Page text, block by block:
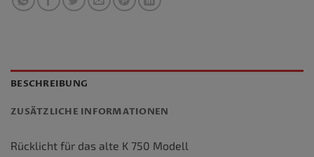
BESCHREIBUNG
ZUSÄTZLICHE INFORMATIONEN
Rücklicht für das alte K 750 Modell